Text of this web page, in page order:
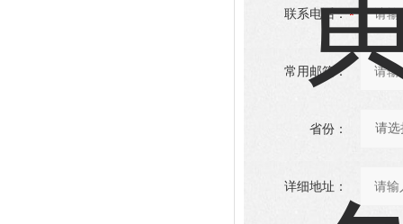
联系电话：
常用邮箱：
省份：
详细地址：